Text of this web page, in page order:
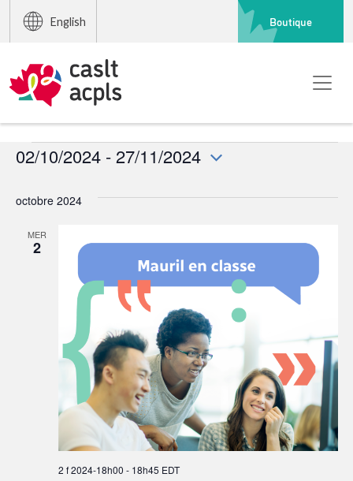
English Boutique
Événements
02/10/2024 - 27/11/2024
une
octobre 2024
MER
2
2 f 2024-18h00 - 18h45 EDT